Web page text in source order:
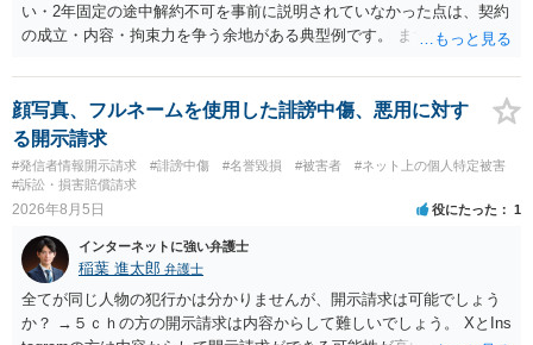
い・2年固定の途中解約不可を事前に説明されていなかった点は、契約
の成立・内容・拘束力を争う余地がある典型例です。 まずは、運営と
みてはいかがでしょうか。 また同時並行で（もしまだされていないの
であれば）書面で退所意思の明確化はしておくべきだと考えます。
顔写真、フルネームを使用した誹謗中傷、悪用に対す
る開示請求
#発信者情報開示請求 #誹謗中傷 #名誉毀損 #被害者
#ネット上の個人特定被害
#訴訟・損害賠償請求
2026年8月5日 役にたった 1
インターネットに強い弁護士
稲葉 進太郎 弁護士
全てが同じ人物の犯行かは分かりませんが、開示請求は可能でしょう
か？ →５ｃｈの方の開示請求は内容からして難しいでしょう。 XとIns